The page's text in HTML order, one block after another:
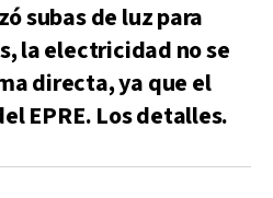
subas de luz para
la electricidad no se
directa, ya que el
EPRE. Los detalles.